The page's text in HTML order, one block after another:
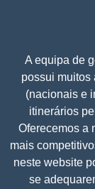
A equipa de
possui muitos
(nacionais e
itinerários
Oferecemos a
mais
neste website
se